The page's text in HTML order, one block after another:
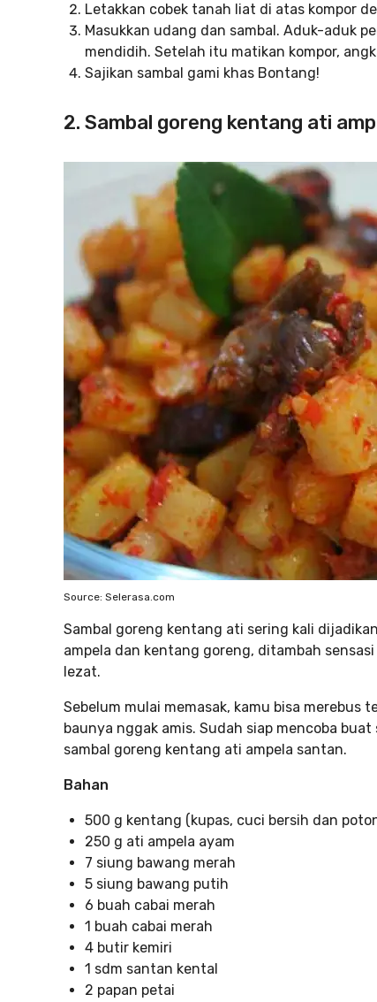
Letakkan cobek tanah liat di atas kompor
Masukkan udang dan sambal. Aduk-aduk
mendidih. Setelah itu matikan kompor,
Sajikan sambal gami khas Bontang!
2. Sambal goreng kentang ati
Source: Selerasa.com
Sambal goreng kentang ati sering kali
ampela dan kentang goreng, ditambah
lezat.
Sebelum mulai memasak, kamu bisa merebus
baunya nggak amis. Sudah siap mencoba
sambal goreng kentang ati ampela santan.
Bahan
500 g kentang (kupas, cuci bersih dan
250 g ati ampela ayam
7 siung bawang merah
5 siung bawang putih
6 buah cabai merah
1 buah cabai merah
4 butir kemiri
1 sdm santan kental
2 papan petai